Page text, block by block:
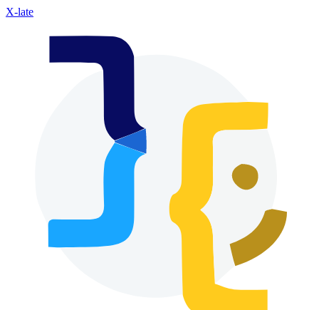
X-late